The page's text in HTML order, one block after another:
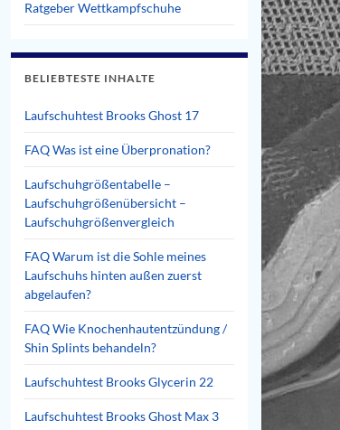
Ratgeber Wettkampfschuhe
BELIEBTESTE INHALTE
Laufschuhtest Brooks Ghost 17
FAQ Was ist eine Überpronation?
Laufschuhgrößentabelle –
Laufschuhgrößenübersicht –
Laufschuhgrößenvergleich
FAQ Warum ist die Sohle meines
Laufschuhs hinten außen zuerst
abgelaufen?
FAQ Wie Knochenhautentzündung /
Shin Splints behandeln?
Laufschuhtest Brooks Glycerin 22
Laufschuhtest Brooks Ghost Max 3